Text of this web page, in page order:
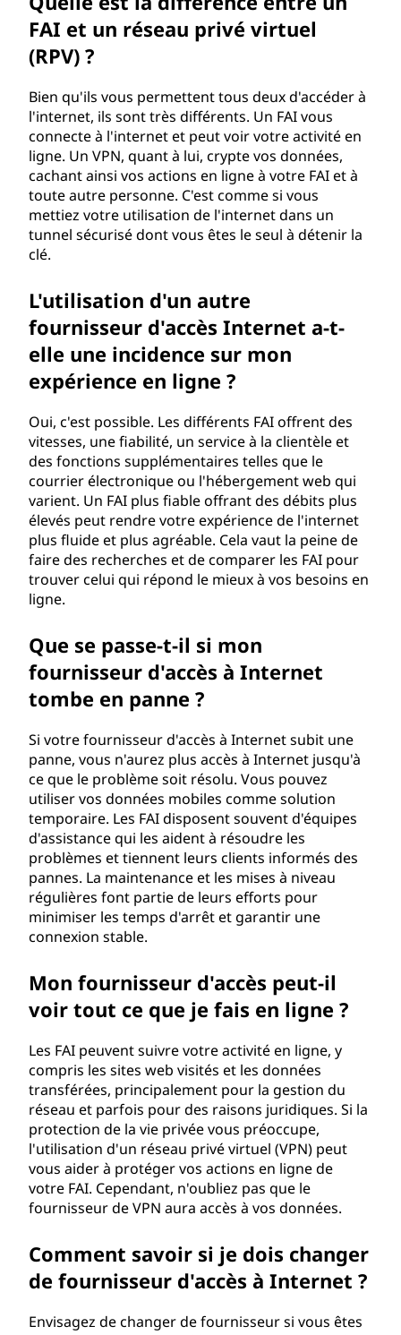
FAI et un réseau privé virtuel
(RPV) ?
Bien qu'ils vous permettent tous deux d'accéder à
l'internet, ils sont très différents. Un FAI vous
connecte à l'internet et peut voir votre activité en
ligne. Un VPN, quant à lui, crypte vos données,
cachant ainsi vos actions en ligne à votre FAI et à
toute autre personne. C'est comme si vous
mettiez votre utilisation de l'internet dans un
tunnel sécurisé dont vous êtes le seul à détenir la
clé.
L'utilisation d'un autre
fournisseur d'accès Internet a-t-
elle une incidence sur mon
expérience en ligne ?
Oui, c'est possible. Les différents FAI offrent des
vitesses, une fiabilité, un service à la clientèle et
des fonctions supplémentaires telles que le
courrier électronique ou l'hébergement web qui
varient. Un FAI plus fiable offrant des débits plus
élevés peut rendre votre expérience de l'internet
plus fluide et plus agréable. Cela vaut la peine de
faire des recherches et de comparer les FAI pour
trouver celui qui répond le mieux à vos besoins en
ligne.
Que se passe-t-il si mon
fournisseur d'accès à Internet
tombe en panne ?
Si votre fournisseur d'accès à Internet subit une
panne, vous n'aurez plus accès à Internet jusqu'à
ce que le problème soit résolu. Vous pouvez
utiliser vos données mobiles comme solution
temporaire. Les FAI disposent souvent d'équipes
d'assistance qui les aident à résoudre les
problèmes et tiennent leurs clients informés des
pannes. La maintenance et les mises à niveau
régulières font partie de leurs efforts pour
minimiser les temps d'arrêt et garantir une
connexion stable.
Mon fournisseur d'accès peut-il
voir tout ce que je fais en ligne ?
Les FAI peuvent suivre votre activité en ligne, y
compris les sites web visités et les données
transférées, principalement pour la gestion du
réseau et parfois pour des raisons juridiques. Si la
protection de la vie privée vous préoccupe,
l'utilisation d'un réseau privé virtuel (VPN) peut
vous aider à protéger vos actions en ligne de
votre FAI. Cependant, n'oubliez pas que le
fournisseur de VPN aura accès à vos données.
Comment savoir si je dois changer
de fournisseur d'accès à Internet ?
Envisagez de changer de fournisseur si vous êtes